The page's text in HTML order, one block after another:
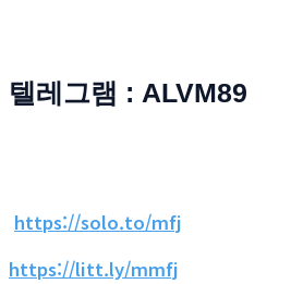
텔레그램 : ALVM89
https://solo.to/mfj
https://litt.ly/mmfj